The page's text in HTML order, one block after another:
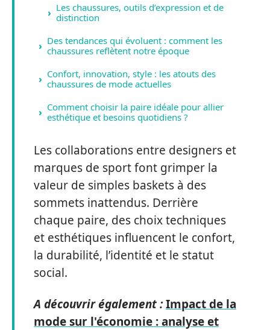
Les chaussures, outils d’expression et de
distinction
Des tendances qui évoluent : comment les
chaussures reflètent notre époque
Confort, innovation, style : les atouts des
chaussures de mode actuelles
Comment choisir la paire idéale pour allier
esthétique et besoins quotidiens ?
Les collaborations entre designers et
marques de sport font grimper la
valeur de simples baskets à des
sommets inattendus. Derrière
chaque paire, des choix techniques
et esthétiques influencent le confort,
la durabilité, l’identité et le statut
social.
A découvrir également :Impact de la
mode sur l'économie : analyse et